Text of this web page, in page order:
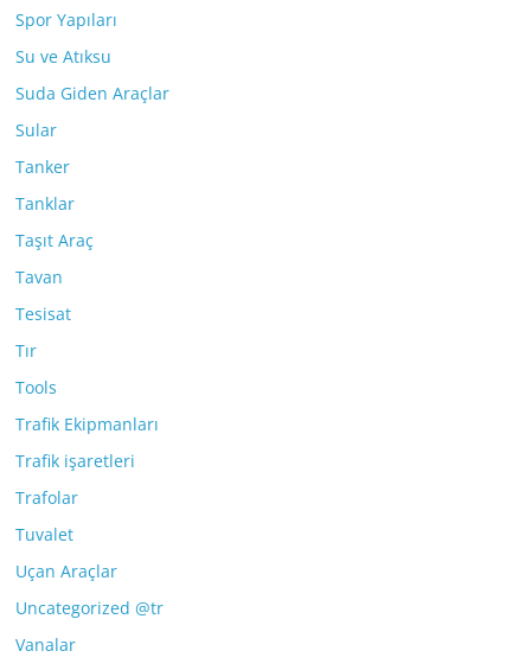
Spor Yapıları
Su ve Atıksu
Suda Giden Araçlar
Sular
Tanker
Tanklar
Taşıt Araç
Tavan
Tesisat
Tır
Tools
Trafik Ekipmanları
Trafik işaretleri
Trafolar
Tuvalet
Uçan Araçlar
Uncategorized @tr
Vanalar